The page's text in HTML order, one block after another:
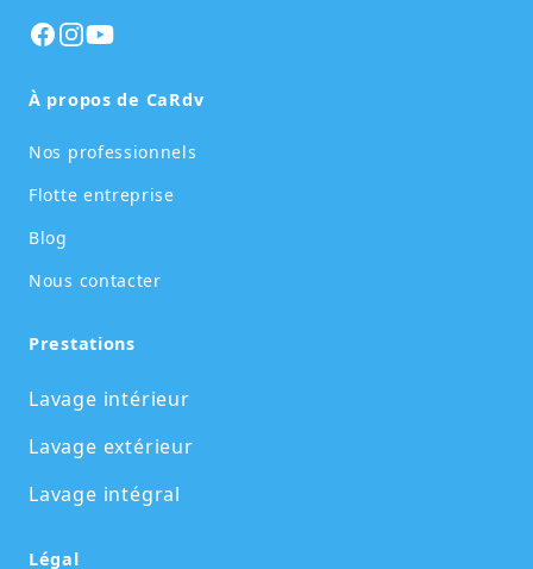
Facebook
Instagram
Instagram
À propos de CaRdv
Nos professionnels
Flotte entreprise
Blog
Nous contacter
Prestations
Lavage intérieur
Lavage extérieur
Lavage intégral
Légal